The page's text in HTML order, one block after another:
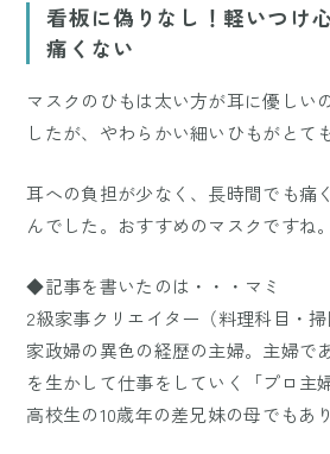
看板に偽りなし！軽いつけ
痛くない
マスクのひもは太い方が耳に優しい
したが、やわらかい細いひもがとて
耳への負担が少なく、長時間でも痛
んでした。おすすめのマスクですね。
◆記事を書いたのは・・・マミ
2級家事クリエイター（料理科目・
家政婦の異色の経歴の主婦。主婦で
を生かして仕事をしていく「プロ主
高校生の10歳年の差兄妹の母でもあり